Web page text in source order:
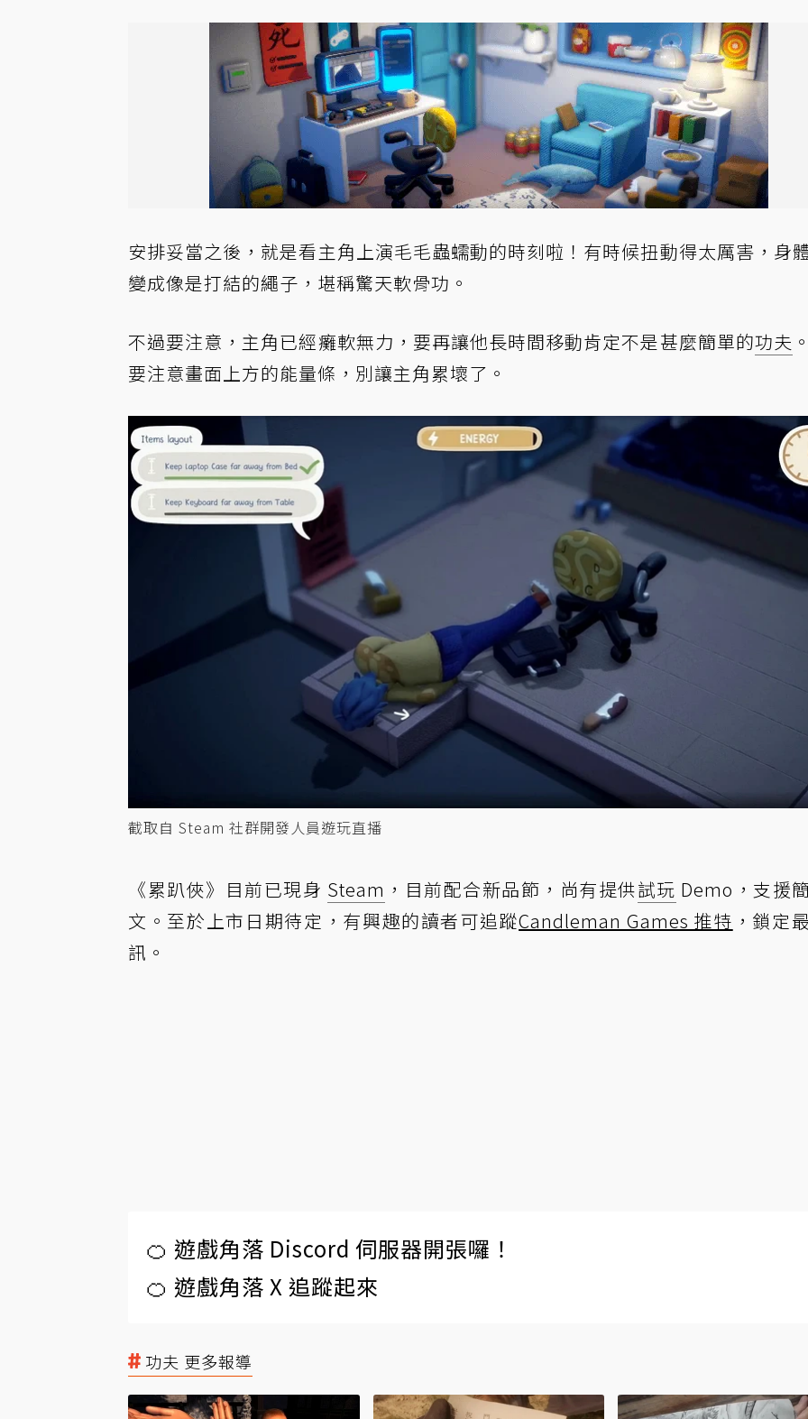
安排妥當之後，就是看主角上演毛毛蟲蠕動的時刻啦！有時候扭動得太厲害，身
變成像是打結的繩子，堪稱驚天軟骨功。
不過要注意，主角已經癱軟無力，要再讓他長時間移動肯定不是甚麼簡單的功夫
要注意畫面上方的能量條，別讓主角累壞了。
截取自 Steam 社群開發人員遊玩直播
《累趴俠》目前已現身 Steam ，目前配合新品節，尚有提供試玩 Demo，支援
文。至於上市日期待定，有興趣的讀者可追蹤Candleman Games 推特 ，鎖定
訊。
🍊 遊戲角落 Discord 伺服器開張囉！
🍊 遊戲角落 X 追蹤起來
功夫 更多報導